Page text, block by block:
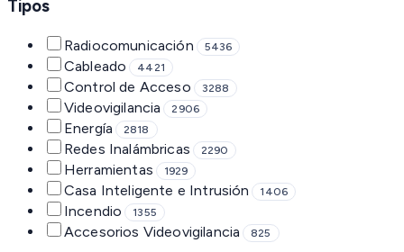
Tipos
Radiocomunicación 5436
Cableado 4421
Control de Acceso 3288
Videovigilancia 2906
Energía 2818
Redes Inalámbricas 2290
Herramientas 1929
Casa Inteligente e Intrusión 1406
Incendio 1355
Accesorios Videovigilancia 825